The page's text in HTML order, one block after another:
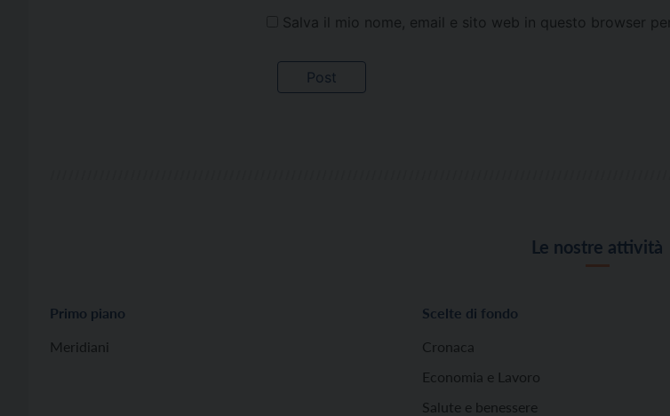
Salva il mio nome, email e sito web in questo browser
Le nostre attività
Primo piano
Meridiani
Scelte di fondo
Cronaca
Economia e Lavoro
Salute e benessere